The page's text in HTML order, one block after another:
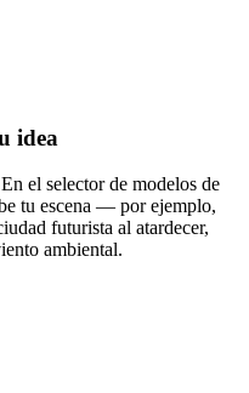
idea
el selector de modelos de
tu escena — por ejemplo,
futurista al atardecer,
ambiental.